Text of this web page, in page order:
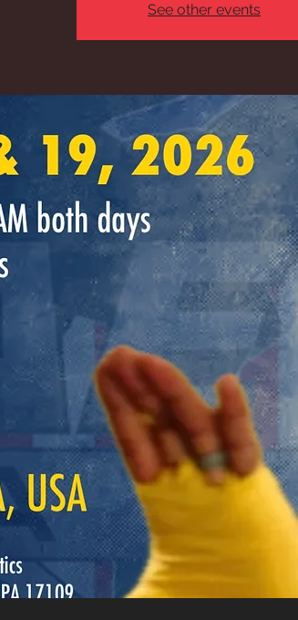
See other events